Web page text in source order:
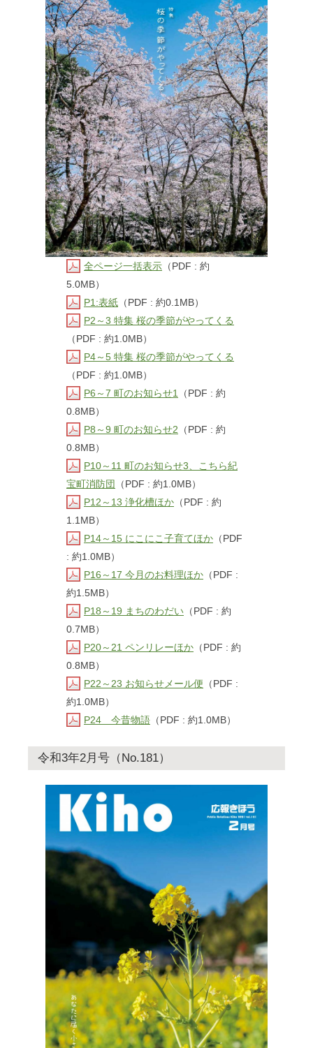
全ページ一括表示 （PDF : 約
5.0MB）
P1:表紙 （PDF : 約0.1MB）
P2～3 特集 桜の季節がやってくる
（PDF : 約1.0MB）
P4～5 特集 桜の季節がやってくる
（PDF : 約1.0MB）
P6～7 町のお知らせ1
（PDF : 約
0.8MB）
P8～9 町のお知らせ2 （PDF : 約
0.8MB）
P10～11 町のお知らせ3、こちら紀
宝町消防団
（PDF : 約1.0MB）
P12～13 浄化槽ほか （PDF : 約
1.1MB）
P14～15 にこにこ子育てほか （PDF
: 約1.0MB）
P16～17 今月のお料理ほか （PDF :
約1.5MB）
P18～19 まちのわだい （PDF : 約
0.7MB）
P20～21 ペンリレーほか （PDF : 約
0.8MB）
P22～23 お知らせメール便 （PDF :
約1.0MB）
P24 今昔物語 （PDF : 約1.0MB）
令和3年2月号（No.181）